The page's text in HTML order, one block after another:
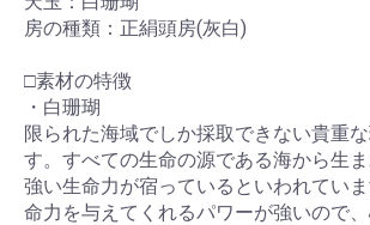
房の種類：正絹頭房(灰白)
□素材の特徴
・白珊瑚
限られた海域でしか採取できない貴重
す。すべての生命の源である海から生ま
強い生命力が宿っているといわれてい
命力を与えてくれるパワーが強いので、